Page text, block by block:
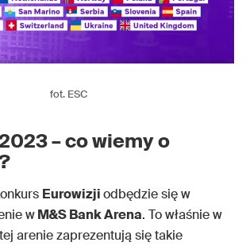
fot. ESC
– co wiemy o
Eurowizjiodbędzie się w
wM&S Bank Arena. To właśnie w
arenie zaprezentują się takie